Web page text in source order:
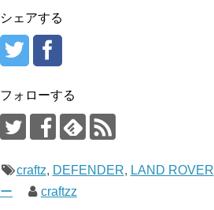
シェアする
フォローする
craftz, DEFENDER, LAND ROVER
ー
craftzz